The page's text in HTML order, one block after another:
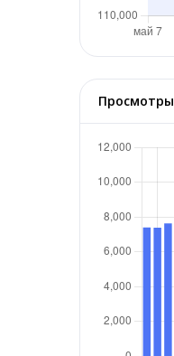
Просмотры